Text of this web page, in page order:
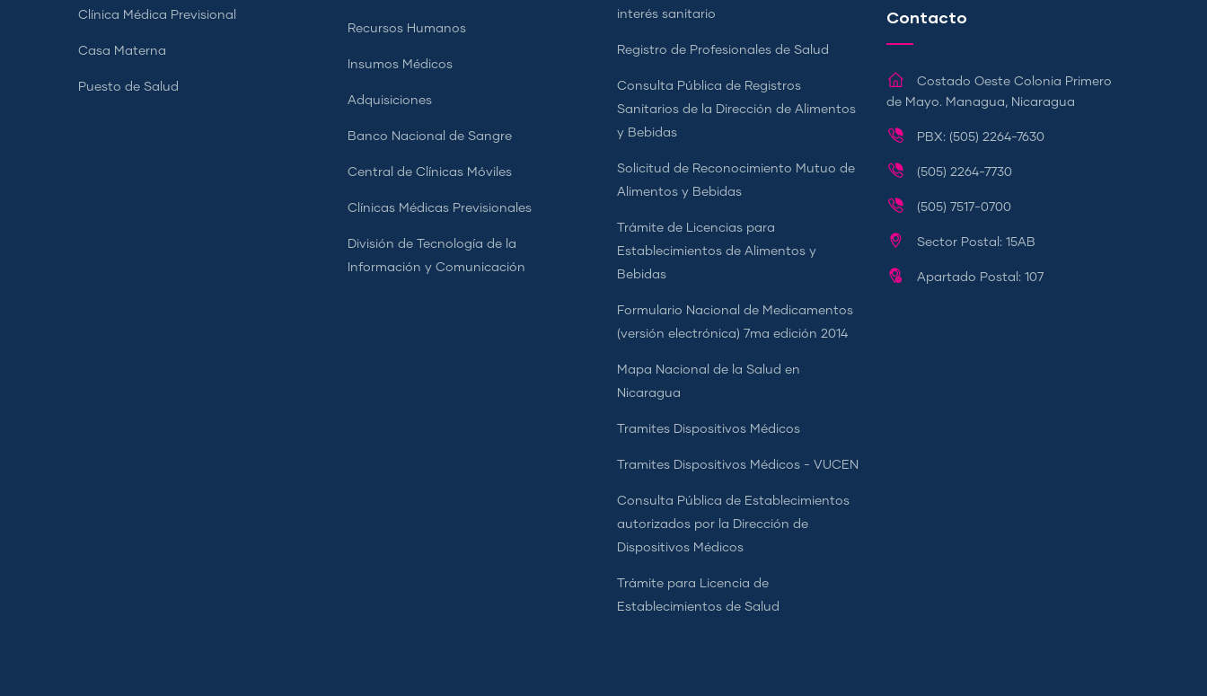
Clínica Médica Previsional
Casa Materna
Puesto de Salud
Recursos Humanos
Insumos Médicos
Adquisiciones
Banco Nacional de Sangre
Central de Clínicas Móviles
Clínicas Médicas Previsionales
División de Tecnología de la
Información y Comunicación
interés sanitario
Registro de Profesionales de Salud
Consulta Pública de Registros
Sanitarios de la Dirección de Alimentos
y Bebidas
Solicitud de Reconocimiento Mutuo de
Alimentos y Bebidas
Trámite de Licencias para
Establecimientos de Alimentos y
Bebidas
Formulario Nacional de Medicamentos
(versión electrónica) 7ma edición 2014
Mapa Nacional de la Salud en
Nicaragua
Tramites Dispositivos Médicos
Tramites Dispositivos Médicos - VUCEN
Consulta Pública de Establecimientos
autorizados por la Dirección de
Dispositivos Médicos
Trámite para Licencia de
Establecimientos de Salud
Contacto
Costado Oeste Colonia Primero
de Mayo. Managua, Nicaragua
PBX: (505) 2264-7630
(505) 2264-7730
(505) 7517-0700
Sector Postal: 15AB
Apartado Postal: 107